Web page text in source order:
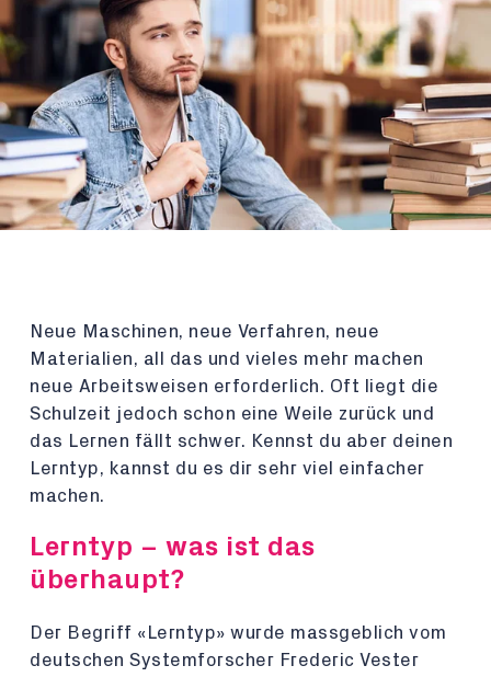
Neue Maschinen, neue Verfahren, neue
Materialien, all das und vieles mehr machen
neue Arbeitsweisen erforderlich. Oft liegt die
Schulzeit jedoch schon eine Weile zurück und
das Lernen fällt schwer. Kennst du aber deinen
Lerntyp, kannst du es dir sehr viel einfacher
machen.
Lerntyp – was ist das
überhaupt?
Der Begriff «Lerntyp» wurde massgeblich vom
deutschen Systemforscher Frederic Vester